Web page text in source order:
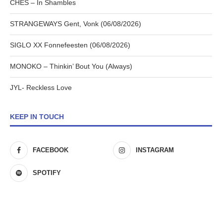
CHES – In Shambles
STRANGEWAYS Gent, Vonk (06/08/2026)
SIGLO XX Fonnefeesten (06/08/2026)
MONOKO – Thinkin’ Bout You (Always)
JYL- Reckless Love
KEEP IN TOUCH
FACEBOOK INSTAGRAM
SPOTIFY